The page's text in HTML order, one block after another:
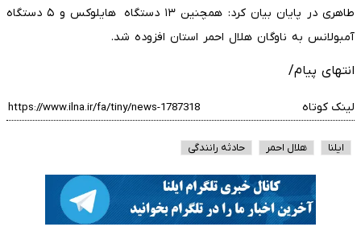
طاهری در پایان بیان کرد: همچنین ۱۳ دستگاه هایلوکس و ۵ دستگاه
آمبولانس به ناوگان هلال احمر استان افزوده شد.
انتهای پیام/
لینک کوتاه
ایلنا هلال احمر حادثه رانندگی